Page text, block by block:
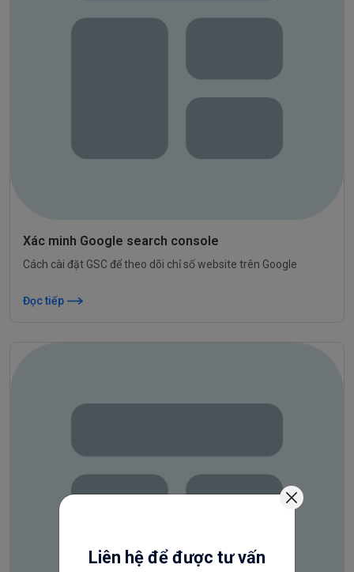
Xác minh Google search console
Cách cài đặt GSC để theo dõi chỉ số website trên Google
Đọc tiếp